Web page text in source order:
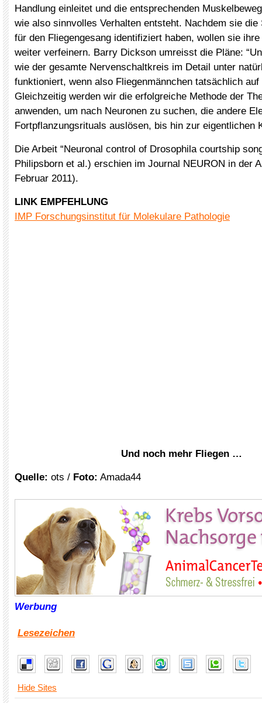
Handlung einleitet und die entsprechenden
wie also sinnvolles Verhalten entsteht. Nachdem sie die
für den Fliegengesang identifiziert haben, wollen sie
weiter verfeinern. Barry Dickson umreisst die Pläne:
wie der gesamte Nervenschaltkreis im Detail unter
funktioniert, wenn also Fliegenmännchen tatsächlich
Gleichzeitig werden wir die erfolgreiche Methode der
anwenden, um nach Neuronen zu suchen, die andere
Fortpflanzungsrituals auslösen, bis hin zur eigentlichen
Die Arbeit “Neuronal control of Drosophila courtship
Philipsborn et al.) erschien im Journal NEURON in der
Februar 2011).
LINK EMPFEHLUNG
IMP Forschungsinstitut für Molekulare Pathologie
Und noch mehr Fliegen …
Quelle: ots / Foto: Amada44
Werbung
Lesezeichen
Hide Sites